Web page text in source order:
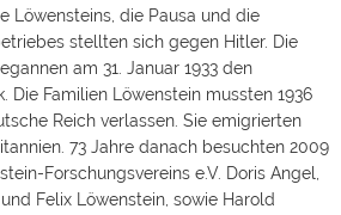
Löwensteins, die Pausa und die
stellten sich gegen Hitler. Die
am 31. Januar 1933 den
Die Familien Löwenstein mussten 1936
Reich verlassen. Sie emigrierten
73 Jahre danach besuchten 2009
Forschungsvereins e.V. Doris Angel,
Felix Löwenstein, sowie Harold